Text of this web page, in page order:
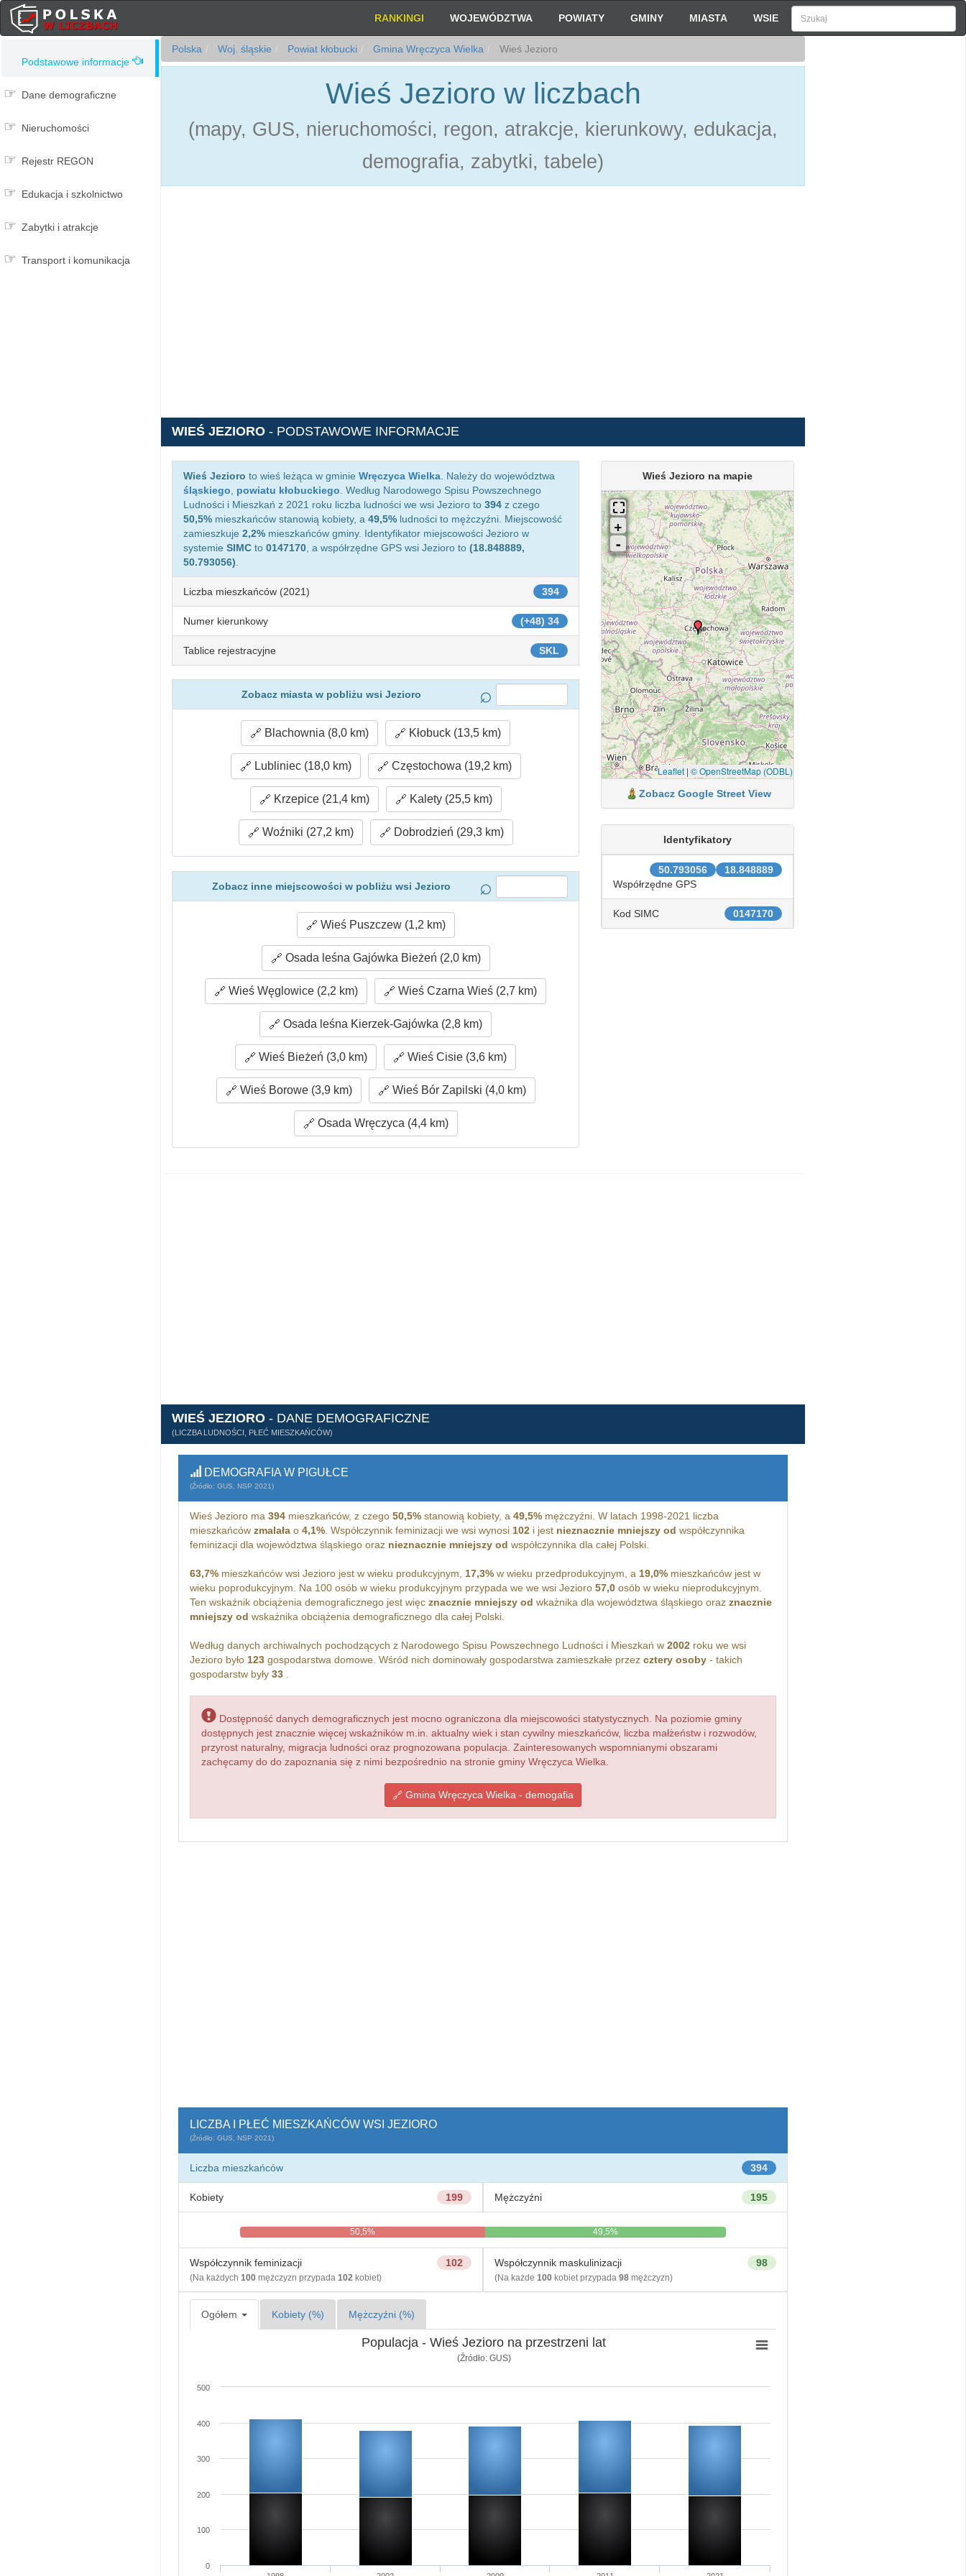
RANKINGI WOJEWÓDZTWA POWIATY GMINY MIASTA WSIE
Podstawowe informacje
Dane demograficzne
Nieruchomości
Rejestr REGON
Edukacja i szkolnictwo
Zabytki i atrakcje
Transport i komunikacja
Polska Woj. śląskie Powiat kłobucki Gmina Wręczyca Wielka Wieś Jezioro
Wieś Jezioro w liczbach
(mapy, GUS, nieruchomości, regon, atrakcje, kierunkowy, edukacja,
demografia, zabytki, tabele)
WIEŚ JEZIORO - PODSTAWOWE INFORMACJE
Wieś Jezioro to wieś leżąca w gminie Wręczyca Wielka . Należy do województwa
śląskiego
powiatu kłobuckiego . Według Narodowego Spisu Powszechnego
Ludności i Mieszkań z 2021 roku liczba ludności we wsi Jezioro to 394 z czego
50,5% mieszkańców stanowią kobiety, a 49,5% ludności to mężczyźni. Miejscowość
zamieszkuje 2,2% mieszkańców gminy. Identyfikator miejscowości Jezioro w
systemie SIMC to 0147170 , a współrzędne GPS wsi Jezioro to (18.848889,
50.793056)
394
Liczba mieszkańców (2021)
(+48) 34
Numer kierunkowy
SKL
Tablice rejestracyjne
Zobacz miasta w pobliżu wsi Jezioro
Blachownia (8,0 km) Kłobuck (13,5 km)
Lubliniec (18,0 km) Częstochowa (19,2 km)
Krzepice (21,4 km) Kalety (25,5 km)
Woźniki (27,2 km) Dobrodzień (29,3 km)
Zobacz inne miejscowości w pobliżu wsi Jezioro
Wieś Puszczew (1,2 km)
Osada leśna Gajówka Bieżeń (2,0 km)
Wieś Węglowice (2,2 km) Wieś Czarna Wieś (2,7 km)
Osada leśna Kierzek-Gajówka (2,8 km)
Wieś Bieżeń (3,0 km) Wieś Cisie (3,6 km)
Wieś Borowe (3,9 km) Wieś Bór Zapilski (4,0 km)
Osada Wręczyca (4,4 km)
Wieś Jezioro na mapie
Leaflet| © OpenStreetMap (ODBL)
Zobacz Google Street View
Identyfikatory
18.848889
50.793056
Współrzędne GPS
0147170
Kod SIMC
WIEŚ JEZIORO - DANE DEMOGRAFICZNE
(LICZBA LUDNOŚCI, PŁEĆ MIESZKAŃCÓW)
DEMOGRAFIA W PIGUŁCE
(Źródło: GUS, NSP 2021)
Wieś Jezioro ma 394mieszkańców, z czego 50,5%stanowią kobiety, a 49,5%mężczyźni. W latach 1998-2021 liczba
mieszkańców zmalałao 4,1%. Współczynnik feminizacji we wsi wynosi 102i jest nieznacznie mniejszy od współczynnika
feminizacji dla województwa śląskiego oraz nieznacznie mniejszy od współczynnika dla całej Polski.
63,7%mieszkańców wsi Jezioro jest w wieku produkcyjnym, 17,3%w wieku przedprodukcyjnym, a 19,0%mieszkańców jest w
wieku poprodukcyjnym. Na 100 osób w wieku produkcyjnym przypada we we wsi Jezioro 57,0osób w wieku nieprodukcyjnym.
Ten wskaźnik obciążenia demograficznego jest więc znacznie mniejszy od wkażnika dla województwa śląskiego oraz znacznie
mniejszy od wskażnika obciążenia demograficznego dla całej Polski.
Według danych archiwalnych pochodzących z Narodowego Spisu Powszechnego Ludności i Mieszkań w 2002roku we wsi
Jezioro było 123gospodarstwa domowe. Wśród nich dominowały gospodarstwa zamieszkałe przez cztery osoby- takich
gospodarstw były 33.
Dostępność danych demograficznych jest mocno ograniczona dla miejscowości statystycznych. Na poziomie gminy
dostępnych jest znacznie więcej wskaźników m.in. aktualny wiek i stan cywilny mieszkańców, liczba małżeństw i rozwodów,
przyrost naturalny, migracja ludności oraz prognozowana populacja. Zainteresowanych wspomnianymi obszarami
zachęcamy do do zapoznania się z nimi bezpośrednio na stronie gminy Wręczyca Wielka.
Gmina Wręczyca Wielka - demogafia
LICZBA I PŁEĆ MIESZKAŃCÓW WSI JEZIORO
(Źródło: GUS, NSP 2021)
394
Liczba mieszkańców
199
Kobiety 195
Mężczyźni
50,5% 49,5%
102
Współczynnik feminizacji
(Na każdych 100mężczyzn przypada 102kobiet)
98
Współczynnik maskulinizacji
(Na każde 100kobiet przypada 98mężczyzn)
Ogółem Kobiety (%) Mężczyźni (%)
Populacja - Wieś Jezioro na przestrzeni lat
(Źródło: GUS)
0
100
200
300
400
500